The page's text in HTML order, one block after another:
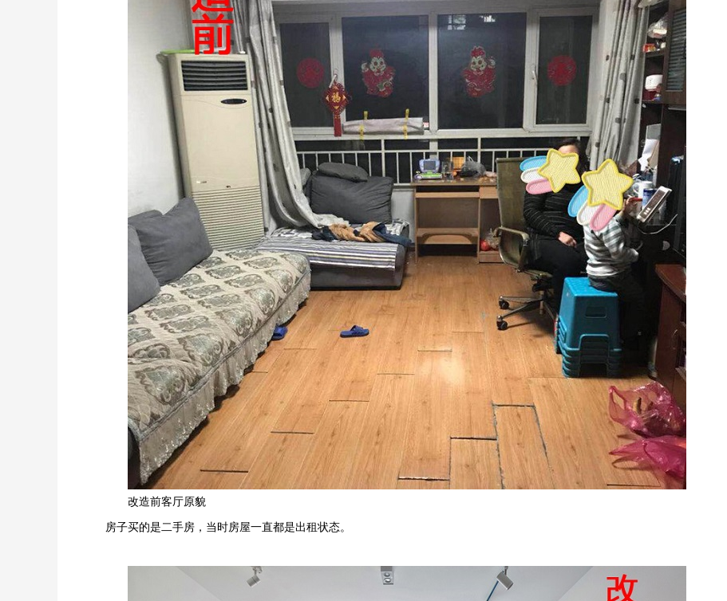
改造前客厅原貌
房子买的是二手房，当时房屋一直都是出租状态。